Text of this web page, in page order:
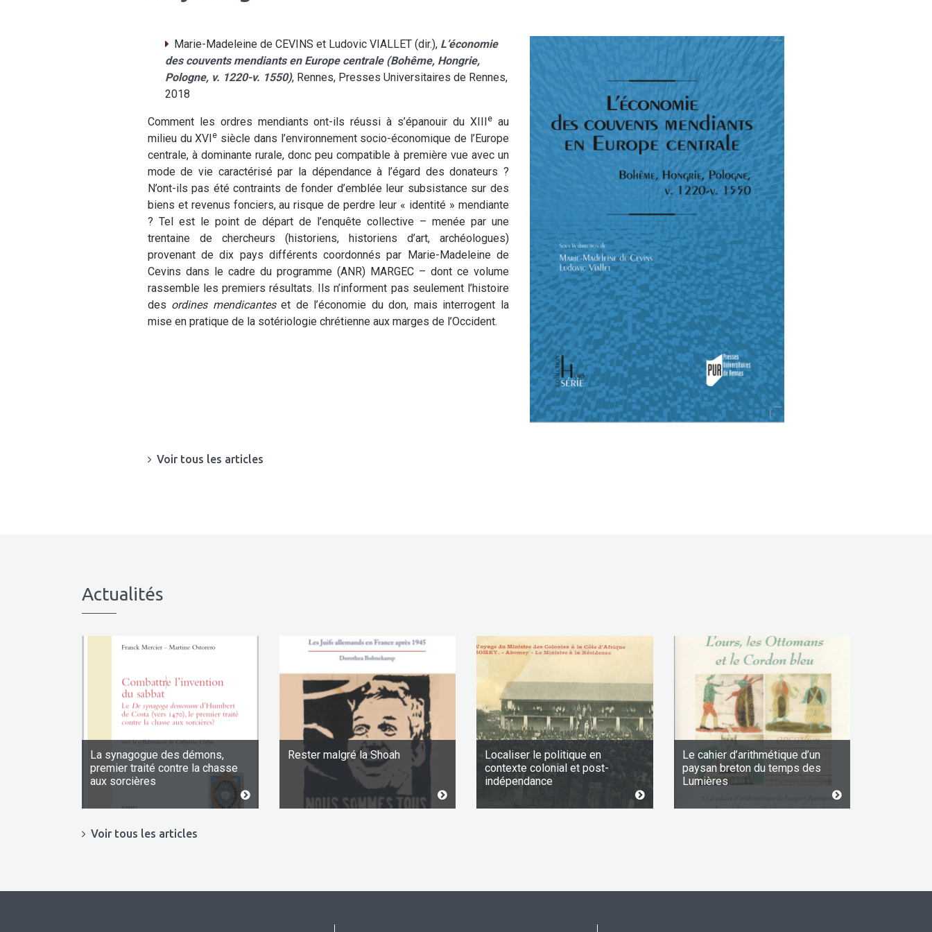
Marie-Madeleine de CEVINS et Ludovic VIALLET (dir.), L’économie
des couvents mendiants en Europe centrale (Bohême, Hongrie,
Pologne, v. 1220-v. 1550), Rennes, Presses Universitaires de Rennes,
2018
Comment les ordres mendiants ont-ils réussi à s’épanouir du XIIIeau
milieu du XVIe siècle dans l’environnement socio-économique de l’Europe
centrale, à dominante rurale, donc peu compatible à première vue avec un
mode de vie caractérisé par la dépendance à l’égard des donateurs ?
N’ont-ils pas été contraints de fonder d’emblée leur subsistance sur des
biens et revenus fonciers, au risque de perdre leur « identité » mendiante
? Tel est le point de départ de l’enquête collective – menée par une
trentaine de chercheurs (historiens, historiens d’art, archéologues)
provenant de dix pays différents coordonnés par Marie-Madeleine de
Cevins dans le cadre du programme (ANR) MARGEC – dont ce volume
rassemble les premiers résultats. Ils n’informent pas seulement l’histoire
des ordines mendicanteset de l’économie du don, mais interrogent la
mise en pratique de la sotériologie chrétienne aux marges de l’Occident.
Voir tous les articles
Actualités
La synagogue des démons,
premier traité contre la chasse
aux sorcières
Rester malgré la Shoah
Localiser le politique en
contexte colonial et post-
indépendance
Le cahier d’arithmétique d’un
paysan breton du temps des
Lumières
Voir tous les articles